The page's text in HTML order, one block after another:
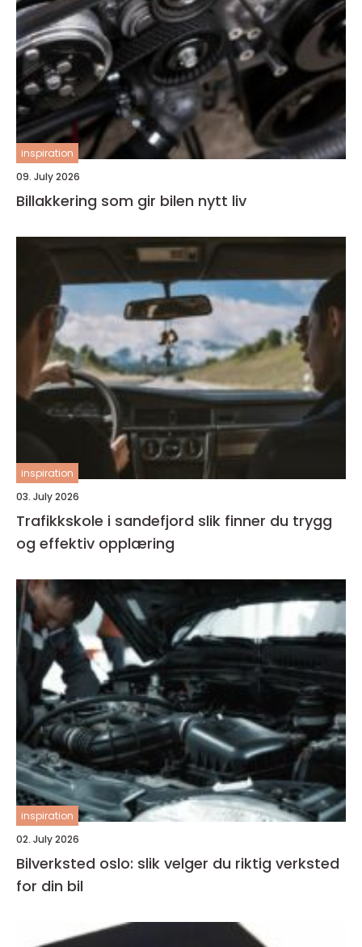
inspiration
09. July 2026
Billakkering som gir bilen nytt liv
inspiration
03. July 2026
Trafikkskole i sandefjord slik finner du trygg
og effektiv opplæring
inspiration
02. July 2026
Bilverksted oslo: slik velger du riktig verksted
for din bil